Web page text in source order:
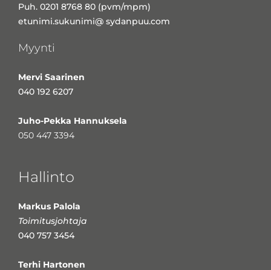
Puh. 0201 8768 80 (pvm/mpm)
etunimi.sukunimi@ sydanpuu.com
Myynti
Mervi Saarinen
040 192 6207
Juho-Pekka Hannuksela
050 447 3394
Hallinto
Markus Palola
Toimitusjohtaja
040 757 3454
Terhi Hartonen